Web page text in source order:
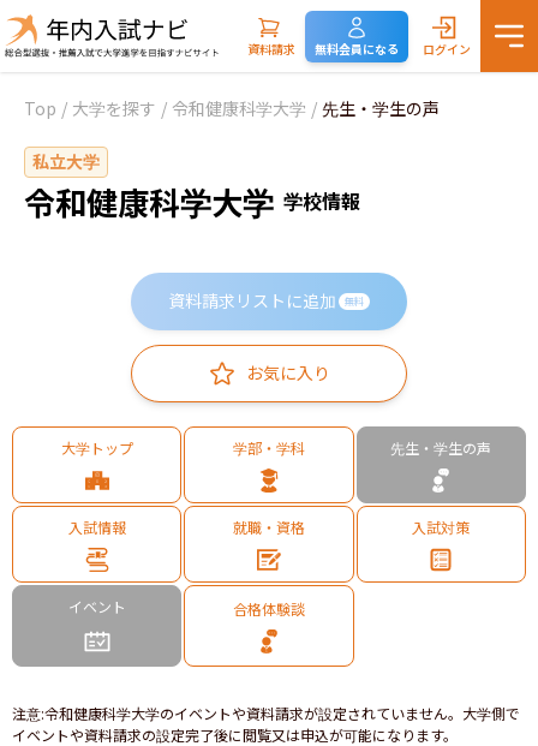
資料請求 無料会員になる ログイン
Top / 大学を探す / 令和健康科学大学 / 先生・学生の声
私立大学
令和健康科学大学 学校情報
資料請求リストに追加 無料
お気に入り
大学トップ 学部・学科 先生・学生の声
入試情報 就職・資格 入試対策
イベント 合格体験談
注意:令和健康科学大学のイベントや資料請求が設定されていません。大学側で
イベントや資料請求の設定完了後に閲覧又は申込が可能になります。